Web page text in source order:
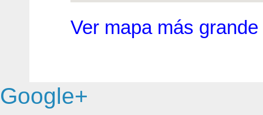
Ver mapa más grande
Google+